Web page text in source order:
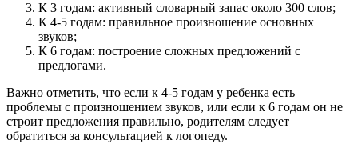
К 3 годам: активный словарный запас около 300 слов;
К 4-5 годам: правильное произношение основных
звуков;
К 6 годам: построение сложных предложений с
предлогами.
Важно отметить, что если к 4-5 годам у ребенка есть
проблемы с произношением звуков, или если к 6 годам он не
строит предложения правильно, родителям следует
обратиться за консультацией к логопеду.